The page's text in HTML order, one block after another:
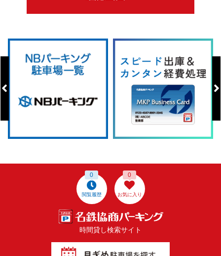
閲覧履歴
0
お気に入り
0
時間貸し検索サイト